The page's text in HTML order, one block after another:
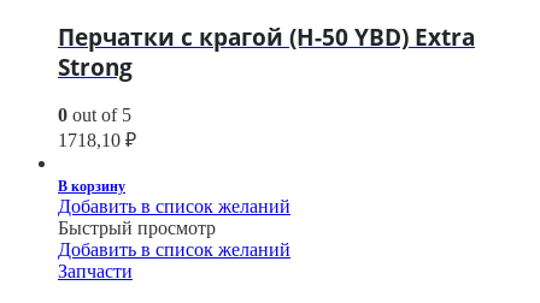
Перчатки с крагой (H-50 YBD) Extra
Strong
0 out of 5
1718,10 ₽
В корзину
Добавить в список желаний
Быстрый просмотр
Добавить в список желаний
Запчасти